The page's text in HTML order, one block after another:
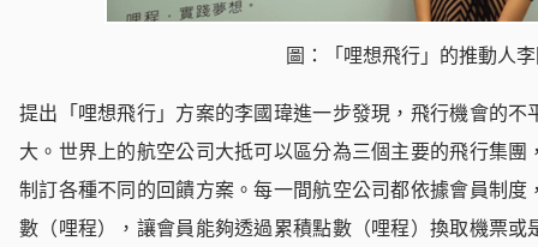
圖：「哩想飛行」的推動人
提出「哩想飛行」方案的李國瑋進一步發現，飛行機會的
大。世界上的航空公司大抵可以區分為三個主要的飛行集
制訂各種不同的回饋方案。每一間航空公司都依據會員制
數（哩程），讓會員能夠透過累積點數（哩程）換取機票